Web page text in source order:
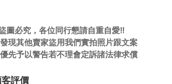
圖必究，各位同行懇請自重自愛‼️
現其他賣家盜用我們實拍照片跟文案
先予以警告若不理會定訴諸法律求償
評價